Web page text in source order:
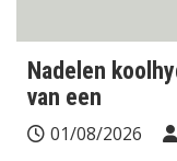
Nadelen
van een
01/08/2026